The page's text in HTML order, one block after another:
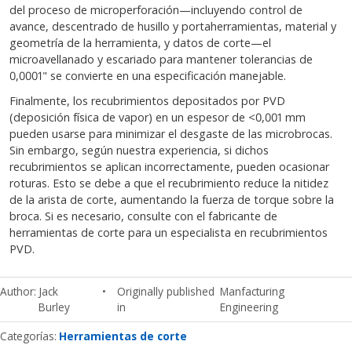
del proceso de microperforación—incluyendo control de
avance, descentrado de husillo y portaherramientas, material y
geometría de la herramienta, y datos de corte—el
microavellanado y escariado para mantener tolerancias de
0,0001" se convierte en una especificación manejable.
Finalmente, los recubrimientos depositados por PVD
(deposición física de vapor) en un espesor de <0,001 mm
pueden usarse para minimizar el desgaste de las microbrocas.
Sin embargo, según nuestra experiencia, si dichos
recubrimientos se aplican incorrectamente, pueden ocasionar
roturas. Esto se debe a que el recubrimiento reduce la nitidez
de la arista de corte, aumentando la fuerza de torque sobre la
broca. Si es necesario, consulte con el fabricante de
herramientas de corte para un especialista en recubrimientos
PVD.
Author Jack
Burley
Originally published
in
Manfacturing
Engineering
Categorías Herramientas de corte